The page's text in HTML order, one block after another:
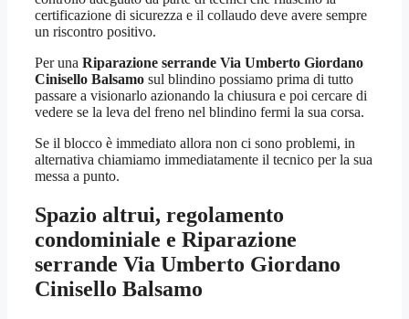
certificazione di sicurezza e il collaudo deve avere sempre
un riscontro positivo.
Per una Riparazione serrande Via Umberto Giordano
Cinisello Balsamo sul blindino possiamo prima di tutto
passare a visionarlo azionando la chiusura e poi cercare di
vedere se la leva del freno nel blindino fermi la sua corsa.
Se il blocco è immediato allora non ci sono problemi, in
alternativa chiamiamo immediatamente il tecnico per la sua
messa a punto.
Spazio altrui, regolamento
condominiale e Riparazione
serrande Via Umberto Giordano
Cinisello Balsamo